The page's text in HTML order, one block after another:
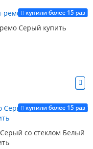
купили более 15 раз
Серый купить
купили более 15 раз
со стеклом Белый